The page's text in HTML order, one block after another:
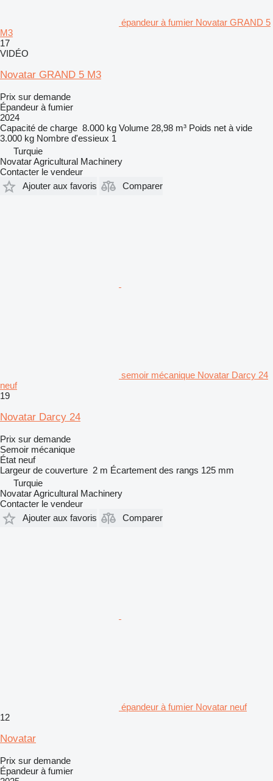
épandeur à fumier Novatar GRAND 5
M3
17
VIDÉO
Novatar GRAND 5 M3
Prix sur demande
Épandeur à fumier
2024
Capacité de charge 8.000 kg Volume 28,98 m³ Poids net à vide
3.000 kg Nombre d'essieux 1
Turquie
Novatar Agricultural Machinery
Contacter le vendeur
Ajouter aux favoris
Comparer
semoir mécanique Novatar Darcy 24
neuf
19
Novatar Darcy 24
Prix sur demande
Semoir mécanique
État neuf
Largeur de couverture 2 m Écartement des rangs 125 mm
Turquie
Novatar Agricultural Machinery
Contacter le vendeur
Ajouter aux favoris
Comparer
épandeur à fumier Novatar neuf
12
Novatar
Prix sur demande
Épandeur à fumier